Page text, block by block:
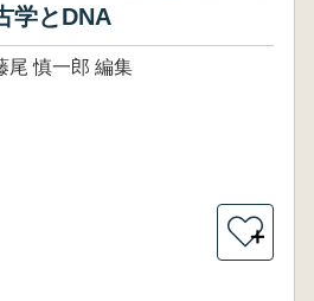
学とDNA
尾 慎一郎 編集
＋